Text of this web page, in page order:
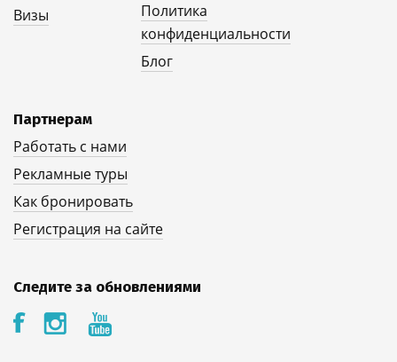
Визы
Политика
конфиденциальности
Блог
Партнерам
Работать с нами
Рекламные туры
Как бронировать
Регистрация на сайте
Следите за обновлениями